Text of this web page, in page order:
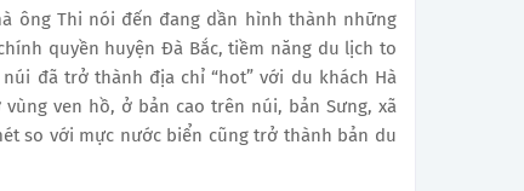
ông Thi nói đến đang dần hình thành những
quyền huyện Đà Bắc, tiềm năng du lịch to
đã trở thành địa chỉ “hot” với du khách Hà
ven hồ, ở bản cao trên núi, bản Sưng, xã
so với mực nước biển cũng trở thành bản du